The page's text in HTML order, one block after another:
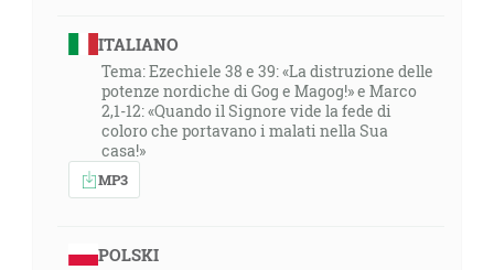
ITALIANO
Tema: Ezechiele 38 e 39: «La distruzione delle
potenze nordiche di Gog e Magog!» e Marco
2,1-12: «Quando il Signore vide la fede di
coloro che portavano i malati nella Sua
casa!»
MP3
POLSKI